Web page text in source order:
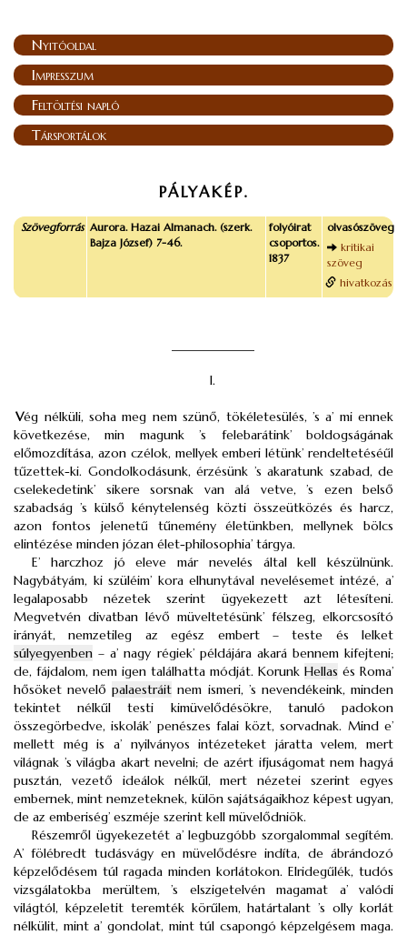
Nyitóoldal
Impresszum
Feltöltési napló
Társportálok
PÁLYAKÉP.
Szövegforrás Aurora. Hazai Almanach. (szerk.
Bajza József) 7-46.
folyóirat
csoportos.
1837
olvasószöveg
kritikai
szöveg
hivatkozás
I.
Vég nélküli, soha meg nem szünő, tökéletesülés, ’s a’ mi ennek
következése, min magunk ’s felebarátink’ boldogságának
előmozdítása, azon czélok, mellyek emberi létünk’ rendeltetéséűl
tűzettek-ki. Gondolkodásunk, érzésünk ’s akaratunk szabad, de
cselekedetink’ sikere sorsnak van alá vetve, ’s ezen belső
szabadság ’s külső kénytelenség közti összeütközés és harcz,
azon fontos jelenetű tűnemény életünkben, mellynek bölcs
elintézése minden józan élet-philosophia’ tárgya.
E’ harczhoz jó eleve már nevelés által kell készülnünk.
Nagybátyám, ki szüléim’ kora elhunytával nevelésemet intézé, a’
legalaposabb nézetek szerint ügyekezett azt létesíteni.
Megvetvén divatban lévő müveltetésünk’ félszeg, elkorcsosító
irányát, nemzetileg az egész embert – teste és lelket
súlyegyenben – a’ nagy régiek’ példájára akará bennem kifejteni;
de, fájdalom, nem igen találhatta módját. Korunk Hellas és Roma’
hősöket nevelőpalaestráit nem ismeri, ’s nevendékeink, minden
tekintet nélkűl testi kimüvelődésökre, tanuló padokon
összegörbedve, iskolák’ penészes falai közt, sorvadnak. Mind e’
mellett még is a’ nyilványos intézeteket járatta velem, mert
világnak ’s világba akart nevelni; de azért ifjuságomat nem hagyá
pusztán, vezető ideálok nélkűl, mert nézetei szerint egyes
embernek, mint nemzeteknek, külön sajátságaikhoz képest ugyan,
de az emberiség’ eszméje szerint kell müvelődniök.
Részemről ügyekezetét a’ legbuzgóbb szorgalommal segítém.
A’ fölébredt tudásvágy en müvelődésre indíta, de ábrándozó
képzelődésem túl ragada minden korlátokon. Elridegűlék, tudós
vizsgálatokba merültem, ’s elszigetelvén magamat a’ valódi
világtól, képzeletit teremték körűlem, határtalant ’s olly korlát
nélkülit, mint a’ gondolat, mint túl csapongó képzelgésem maga.